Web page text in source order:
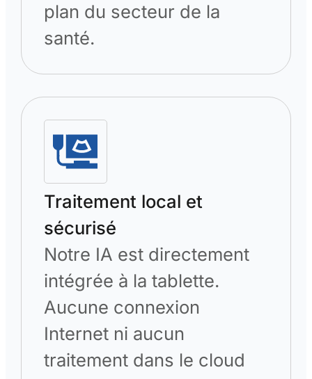
plan du secteur de la
santé.
Traitement local et
sécurisé
Notre IA est directement
intégrée à la tablette.
Aucune connexion
Internet ni aucun
traitement dans le cloud